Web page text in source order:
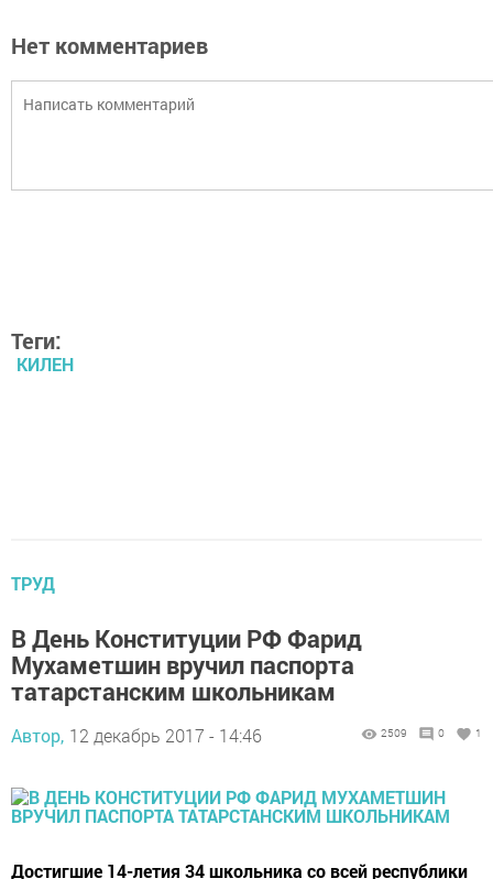
Нет комментариев
Теги:
КИЛЕН
ТРУД
В День Конституции РФ Фарид
Мухаметшин вручил паспорта
татарстанским школьникам
Автор, 12 декабрь 2017 - 14:46 2509 0 1
Достигшие 14-летия 34 школьника со всей республики